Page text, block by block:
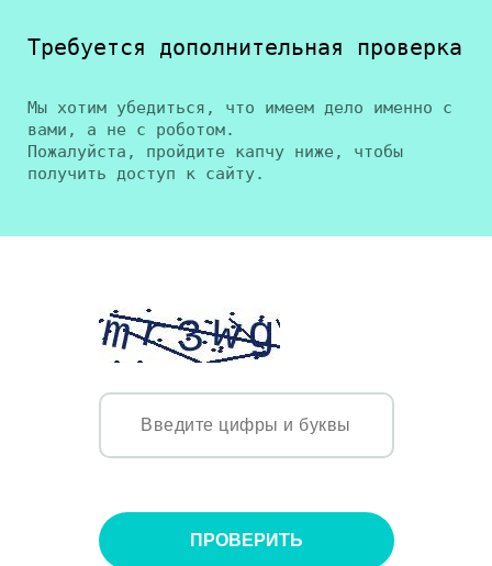
Требуется дополнительная проверка
Мы хотим убедиться, что имеем дело именно с
вами, а не с роботом.
Пожалуйста, пройдите капчу ниже, чтобы
получить доступ к сайту.
ПРОВЕРИТЬ